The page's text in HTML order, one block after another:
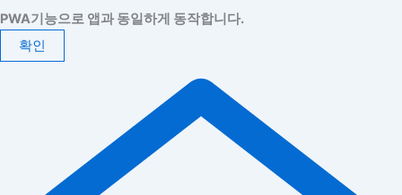
PWA기능으로 앱과 동일하게 동작합니다.
확인